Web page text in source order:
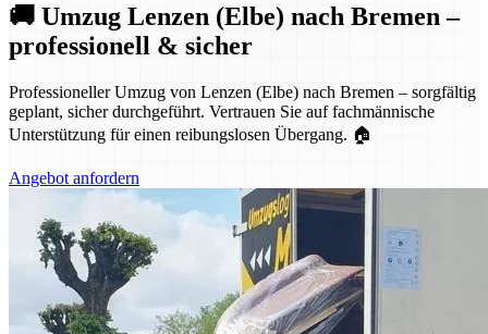
🚚 Umzug Lenzen (Elbe) nach Bremen –
professionell & sicher
Professioneller Umzug von Lenzen (Elbe) nach Bremen – sorgfältig
geplant, sicher durchgeführt. Vertrauen Sie auf fachmännische
Unterstützung für einen reibungslosen Übergang. 🏠
Angebot anfordern